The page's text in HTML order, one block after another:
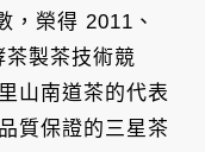
，榮得 2011、
製茶技術競
山南道茶的代表
質保證的三星茶